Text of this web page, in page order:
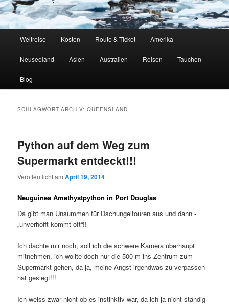
Weltreise Kosten Route & Ticket Amerika
Neuseeland Asien Australien Reisen Tauchen
Blog
SCHLAGWORT-ARCHIV:QUEENSLAND
Python auf dem Weg zum
Supermarkt entdeckt!!!
Veröffentlicht amApril 19, 2014
Neuguinea Amethystpython in Port Douglas
Da gibt man Unsummen für Dschungeltouren aus und dann -
„unverhofft kommt oft“!!
Ich dachte mir noch, soll ich die schwere Kamera überhaupt
mitnehmen, ich wollte doch nur die 500 m ins Zentrum zum
Supermarkt gehen, da ja, meine Angst irgendwas zu verpassen
hat gesiegt!!!
Ich weiss zwar nicht ob es instinktiv war, da ich ja nicht ständig